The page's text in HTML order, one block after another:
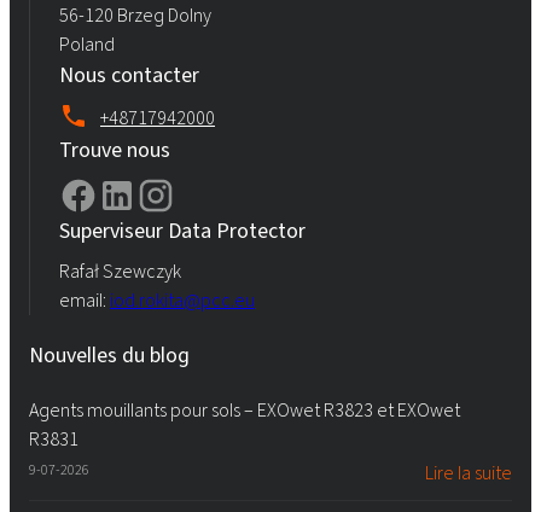
56-120 Brzeg Dolny
Poland
Nous contacter
+48717942000
Trouve nous
Superviseur Data Protector
Rafał Szewczyk
email: iod.rokita@pcc.eu
Nouvelles du blog
Agents mouillants pour sols – EXOwet R3823 et EXOwet
R3831
9-07-2026 Lire la suite